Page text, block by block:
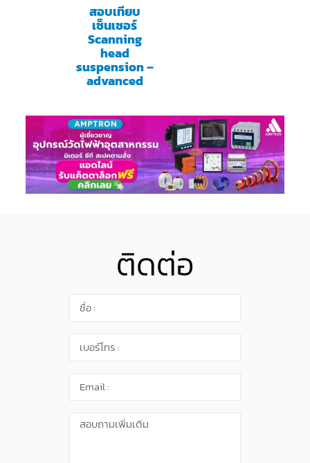
สอบเทียบ
เซ็นเซอร์
Scanning
head
suspension –
advanced
ติดต่อ